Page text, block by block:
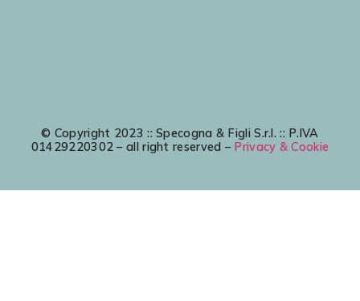
© Copyright 2023 :: Specogna & Figli S.r.l. :: P.IVA
01429220302 – all right reserved – Privacy & Cookie